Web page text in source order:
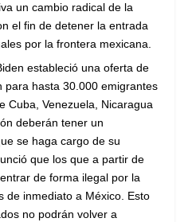
un cambio radical de la
el fin de detener la entrada
por la frontera mexicana.
estableció una oferta de
para hasta 30.000 emigrantes
Cuba, Venezuela, Nicaragua
deberán tener un
se haga cargo de su
que los que a partir de
de forma ilegal por la
de inmediato a México. Esto
no podrán volver a